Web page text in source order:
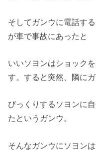
そしてガンウに電話す
が車で事故にあったと
いいソヨンはショック
す。すると突然、隣にガ
びっくりするソヨンに
たというガンウ。
そんなガンウにソヨン